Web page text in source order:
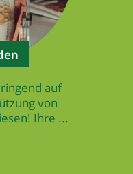
auf
von
Ihre ...